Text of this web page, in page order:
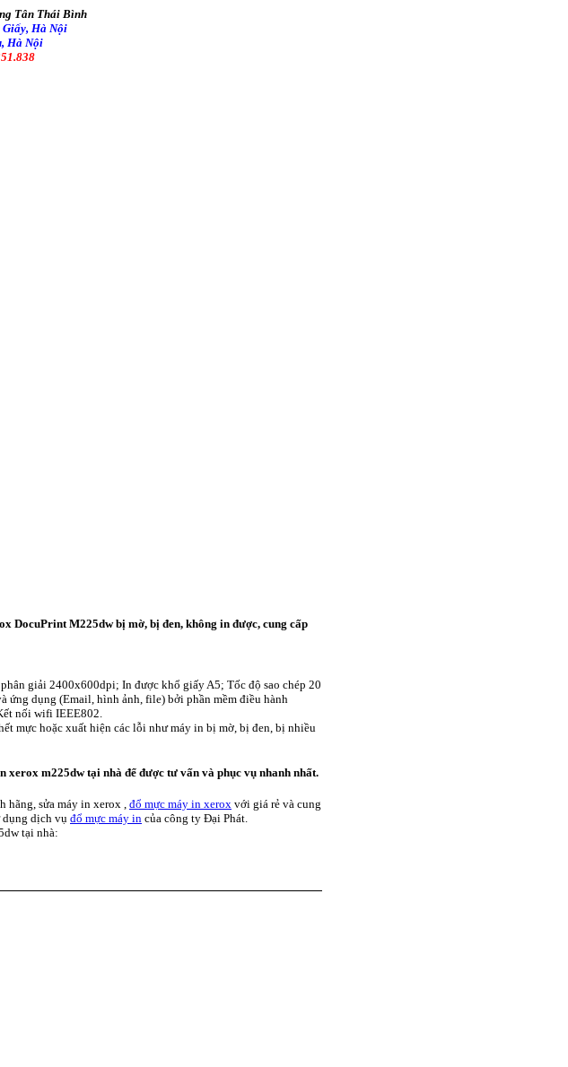
Tân Thái Bình
Giấy, Hà Nội
Hà Nội
DocuPrint M225dwbị mờ, bị đen, không in được, cung cấp
giải 2400x600dpi; In được khổ giấy A5; Tốc độ sao chép 20
ứng dụng (Email, hình ảnh, file) bởi phần mềm điều hành
nối wifi IEEE802.
mực hoặc xuất hiện các lỗi như máy in bị mờ, bị đen, bị nhiều
m225dw tại nhà để được tư vấn và phục vụ nhanh nhất.
hãng, sửa máy in xerox ,đổ mực máy in xerox với giá rẻ và cung
dụng dịch vụ đổ mực máy in của công ty Đại Phát.
tại nhà: